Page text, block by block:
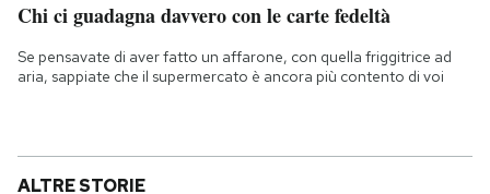
Chi ci guadagna davvero con le carte fedeltà
Se pensavate di aver fatto un affarone, con quella friggitrice ad
aria, sappiate che il supermercato è ancora più contento di voi
ALTRE STORIE